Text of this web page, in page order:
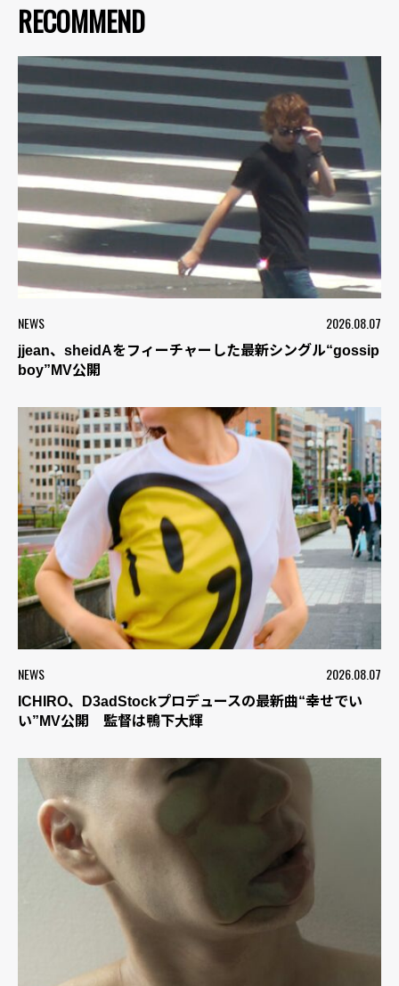
RECOMMEND
NEWS 2026.08.07
jjean、sheidAをフィーチャーした最新シングル“gossip
boy”MV公開
NEWS 2026.08.07
ICHIRO、D3adStockプロデュースの最新曲“幸せでい
い”MV公開 監督は鴨下大輝